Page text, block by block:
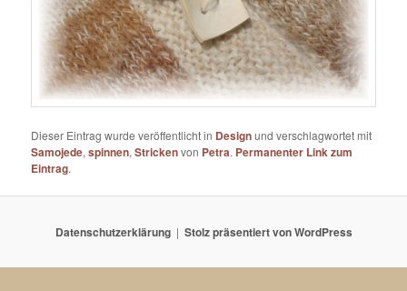
Dieser Eintrag wurde veröffentlicht in Designund verschlagwortet mit
Samojede,spinnen,Strickenvon Petra. Permanenter Link zum
Eintrag.
Datenschutzerklärung Stolz präsentiert von WordPress